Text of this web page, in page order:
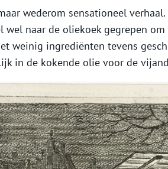
wederom sensationeel
wel naar de oliekoek gegrepen
weinig ingrediënten tevens
in de kokende olie voor de